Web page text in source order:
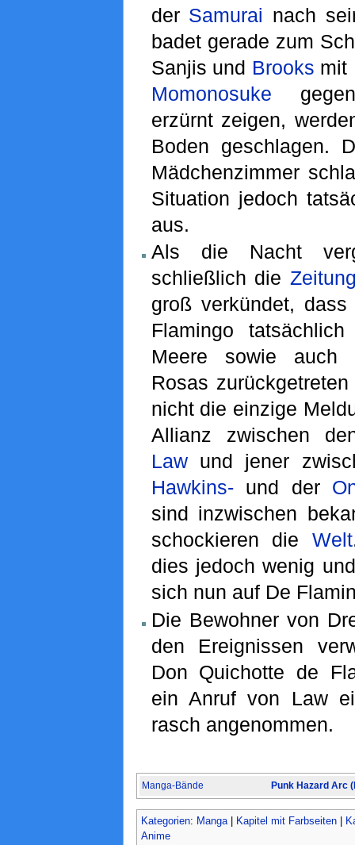
der Samurai nach
badet gerade zum
Sanjis und Brooks mit
Momonosuke
erzürnt zeigen,
Boden geschlagen.
Mädchenzimmer
Situation jedoch
aus.
Als die Nacht
schließlich die
groß verkündet,
Flamingo
Meere sowie auch
Rosas
nicht die einzige
Allianz zwischen
Lawund jener
Hawkins-und der
sind inzwischen
schockieren dieWelt
dies jedoch wenig
sich nun auf De
Die Bewohner von
den Ereignissen
Don Quichotte de
ein Anruf von Law
rasch angenommen.
Manga-Bände Punk Hazard Arc
Kategorien: Manga| Kapitel mit Farbseiten|
Anime